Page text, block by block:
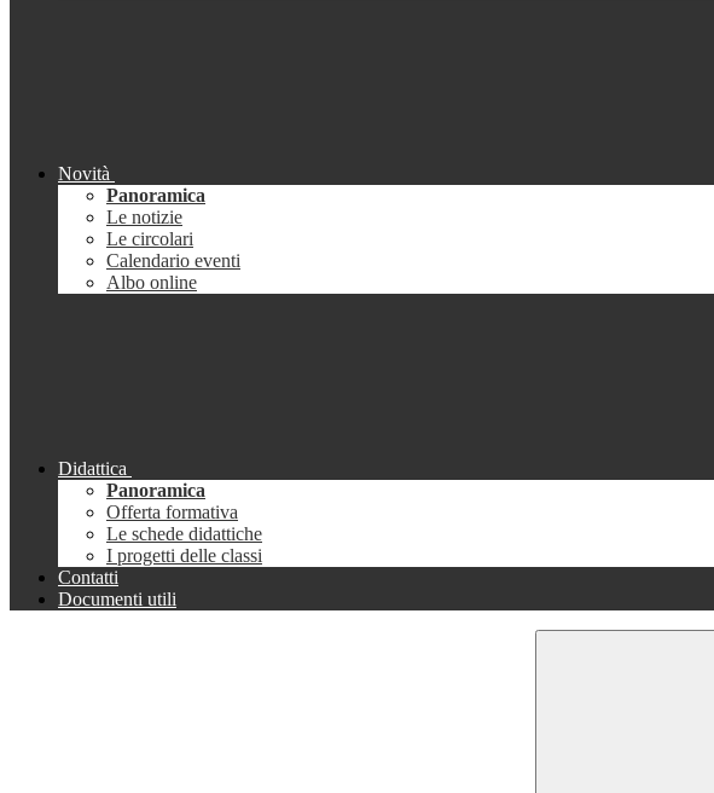
Novità
Panoramica
Le notizie
Le circolari
Calendario eventi
Albo online
Didattica
Panoramica
Offerta formativa
Le schede didattiche
I progetti delle classi
Contatti
Documenti utili